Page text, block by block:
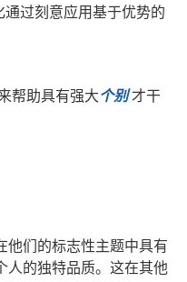
过刻意应用基于优势的
帮助具有强大个别才干
他们的标志性主题中具有
人的独特品质。这在其他